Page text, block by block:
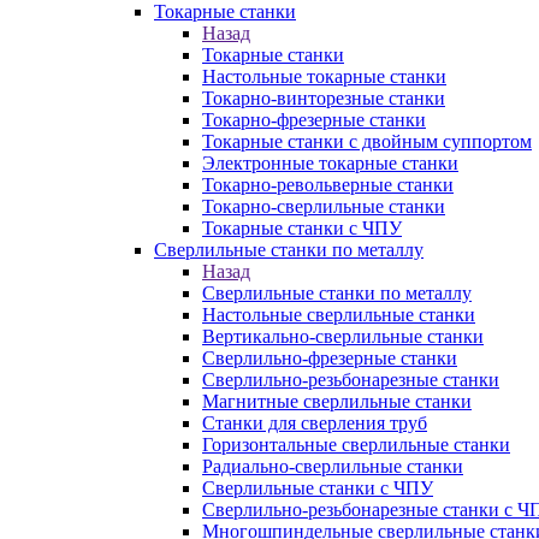
Токарные станки
Назад
Токарные станки
Настольные токарные станки
Токарно-винторезные станки
Токарно-фрезерные станки
Токарные станки с двойным суппортом
Электронные токарные станки
Токарно-револьверные станки
Токарно-сверлильные станки
Токарные станки с ЧПУ
Сверлильные станки по металлу
Назад
Сверлильные станки по металлу
Настольные сверлильные станки
Вертикально-сверлильные станки
Сверлильно-фрезерные станки
Сверлильно-резьбонарезные станки
Магнитные сверлильные станки
Станки для сверления труб
Горизонтальные сверлильные станки
Радиально-сверлильные станки
Сверлильные станки с ЧПУ
Сверлильно-резьбонарезные станки с
Многошпиндельные сверлильные